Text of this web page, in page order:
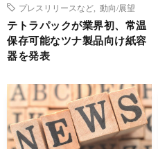
プレスリリースなど
動向/展望
テトラパックが業界初、常温
保存可能なツナ製品向け紙容
器を発表